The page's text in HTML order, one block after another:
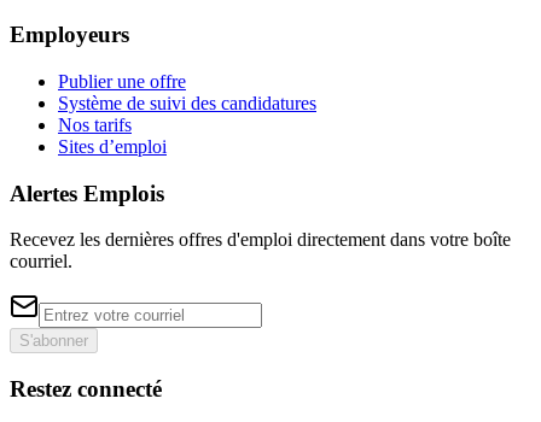
Employeurs
Publier une offre
Système de suivi des candidatures
Nos tarifs
Sites d’emploi
Alertes Emplois
Recevez les dernières offres d'emploi directement dans votre boîte
courriel.
S'abonner
Restez connecté